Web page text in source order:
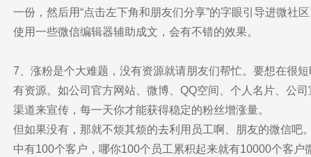
一份，然后用“点击左下角和朋友们分享”的字眼引导进微社
使用一些微信编辑器辅助成文，会有不错的效果。
7、涨粉是个大难题，没有资源就请朋友们帮忙。要想在很
有资源。如公司官方网站、微博、QQ空间、个人名片、公
渠道来宣传，每一天你才能获得稳定的粉丝增涨量。
但如果没有，那就不烦其烦的去利用员工啊、朋友的微信吧
中有100个客户，哪你100个员工累积起来就有10000个客户
售前咨询